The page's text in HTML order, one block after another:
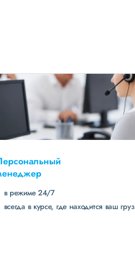
в режиме 24/7
всегда в курсе, где находится ваш груз